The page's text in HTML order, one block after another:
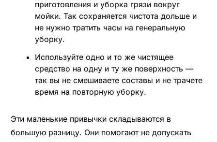
приготовления и уборка грязи вокруг
мойки. Так сохраняется чистота дольше и
не нужно тратить часы на генеральную
уборку.
Используйте одно и то же чистящее
средство на одну и ту же поверхность —
так вы не смешиваете составы и не трачете
время на повторную уборку.
Эти маленькие привычки складываются в
большую разницу. Они помогают не допускать